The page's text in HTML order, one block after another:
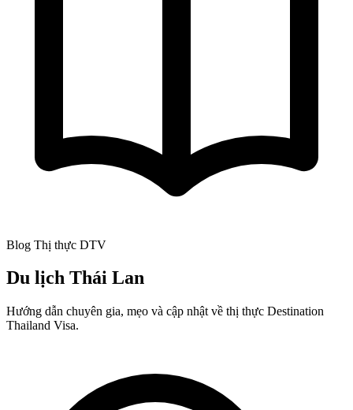
Blog Thị thực DTV
Du lịch Thái Lan
Hướng dẫn chuyên gia, mẹo và cập nhật về thị thực Destination
Thailand Visa.